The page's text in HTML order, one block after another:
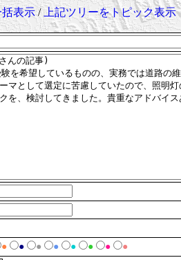
表示/上記ツリーをトピック表示
● ● ● ● ● ● ● ●